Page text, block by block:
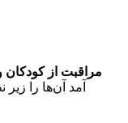
مراقبت از کودکان
آمد آن‌ها را